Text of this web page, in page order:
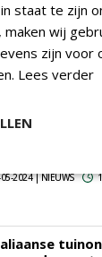
2024 | ARTIKEL
2024 | NIEUWS
staat te zijn
wij
zijn voor
Lees verder